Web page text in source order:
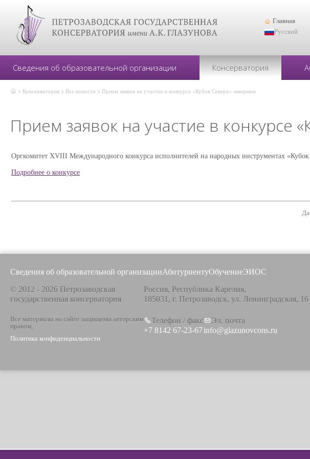
Главная
Русский
Сведения об образовательной организации Консерватория
Консерватория Все новости Прием заявок на участие в конкурсе «Кубок Севера» завершен
Прием заявок на участие в конкурсе
Оргкомитет XVIII Международного конкурса исполнителей на народных инструментах
Подробнее о конкурсе
Сведения об образовательной организацииАбитуриентуОбучениеЭИОС
© 2012 - 2026 Петрозаводская
государственная консерватория
Все материалы на сайте защищены авторским
правом,
Политика конфиденциальности
Россия, Республика Карелия,
185031, г. Петрозаводск, ул. Ленинградская, 16
Телефон / факс
+7 8142 67-23-67
Эл. почта
info@glazunovcons.ru